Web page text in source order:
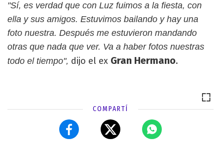
"Sí, es verdad que con Luz fuimos a la fiesta, con
ella y sus amigos. Estuvimos bailando y hay una
foto nuestra. Después me estuvieron mandando
otras que nada que ver. Va a haber fotos nuestras
todo el tiempo", dijo el ex Gran Hermano.
COMPARTÍ